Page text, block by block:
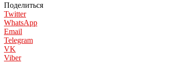
Поделиться
Twitter
WhatsApp
Email
Telegram
VK
Viber